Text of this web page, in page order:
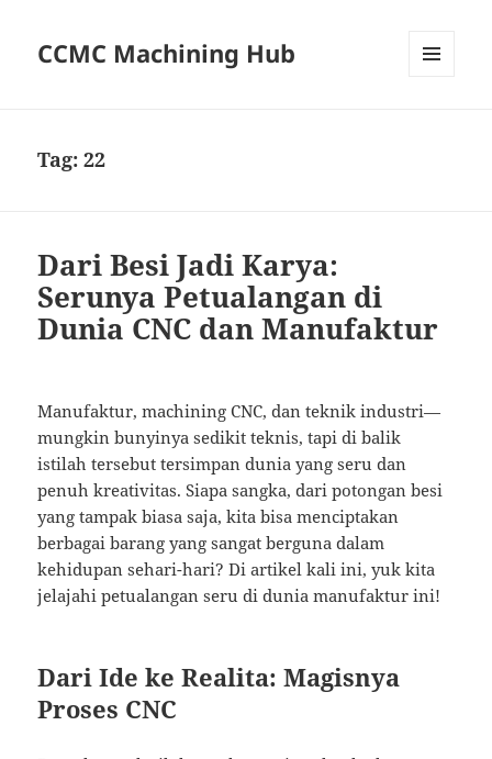
CCMC Machining Hub
Tag:22
Dari Besi Jadi Karya:
Serunya Petualangan di
Dunia CNC dan Manufaktur
Manufaktur, machining CNC, dan teknik industri—
mungkin bunyinya sedikit teknis, tapi di balik
istilah tersebut tersimpan dunia yang seru dan
penuh kreativitas. Siapa sangka, dari potongan besi
yang tampak biasa saja, kita bisa menciptakan
berbagai barang yang sangat berguna dalam
kehidupan sehari-hari? Di artikel kali ini, yuk kita
jelajahi petualangan seru di dunia manufaktur ini!
Dari Ide ke Realita: Magisnya
Proses CNC